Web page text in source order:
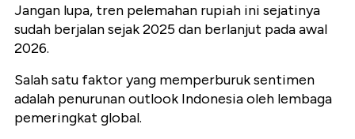
Jangan lupa, tren pelemahan rupiah ini sejatinya
sudah berjalan sejak 2025 dan berlanjut pada awal
2026.
Salah satu faktor yang memperburuk sentimen
adalah penurunan outlook Indonesia oleh lembaga
pemeringkat global.